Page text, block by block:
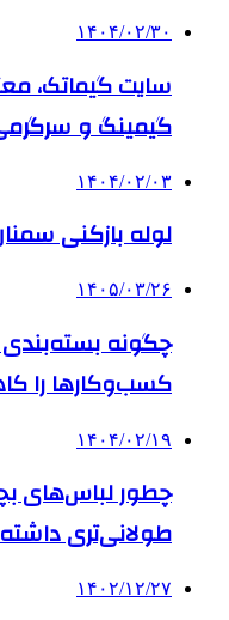
۱۴۰۴/۰۲/۳۰
سایت گیماتک،
گیمینگ و سرگرمی
۱۴۰۴/۰۲/۰۳
لوله بازکنی
۱۴۰۵/۰۳/۲۶
چگونه
کسب‌وکارها را
۱۴۰۴/۰۲/۱۹
چطور لباس‌های
طولانی‌تری
۱۴۰۲/۱۲/۲۷